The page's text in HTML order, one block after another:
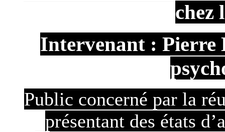
chez
Intervenant : Pierre
Public concerné par la
présentant des états